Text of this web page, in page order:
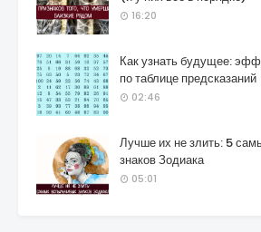
16:20
Как узнать будущее:
по таблице предсказаний
02:46
Лучше их не злить: 5
знаков Зодиака
05:01